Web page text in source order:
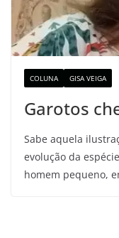
COLUNA GISA VEIGA
Garotos
Sabe aquela
evolução da
homem pequeno,